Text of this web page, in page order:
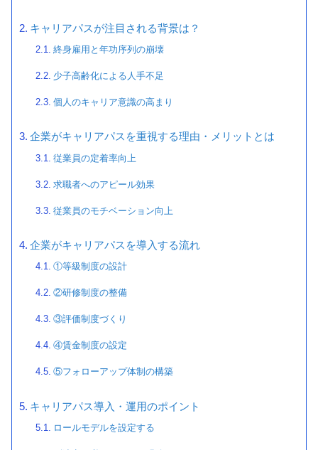
キャリアパスが注目される背景は？
終身雇用と年功序列の崩壊
少子高齢化による人手不足
個人のキャリア意識の高まり
企業がキャリアパスを重視する理由・メリットとは
従業員の定着率向上
求職者へのアピール効果
従業員のモチベーション向上
企業がキャリアパスを導入する流れ
①等級制度の設計
②研修制度の整備
③評価制度づくり
④賃金制度の設定
⑤フォローアップ体制の構築
キャリアパス導入・運用のポイント
ロールモデルを設定する